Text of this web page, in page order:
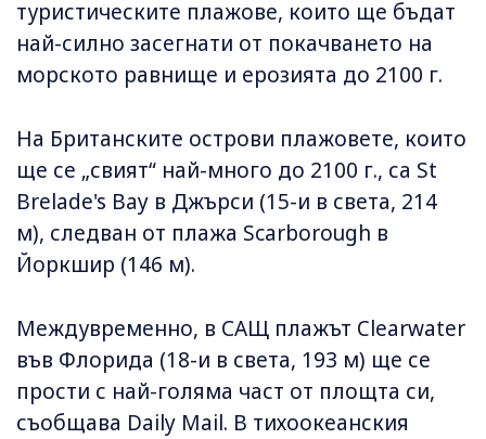
туристическите плажове, които ще бъдат
най-силно засегнати от покачването на
морското равнище и ерозията до 2100 г.
На Британските острови плажовете, които
ще се „свият“ най-много до 2100 г., са St
Brelade's Bay в Джърси (15-и в света, 214
м), следван от плажа Scarborough в
Йоркшир (146 м).
Междувременно, в САЩ плажът Clearwater
във Флорида (18-и в света, 193 м) ще се
прости с най-голяма част от площта си,
съобщава Daily Mail. В тихоокеанския